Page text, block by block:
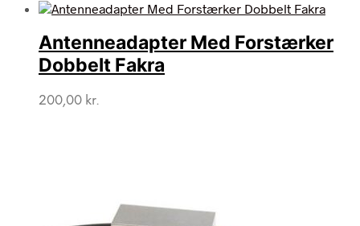
Antenneadapter Med Forstærker
Dobbelt Fakra
200,00 kr.